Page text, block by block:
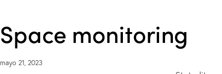
Space monitoring
mayo 21, 2023